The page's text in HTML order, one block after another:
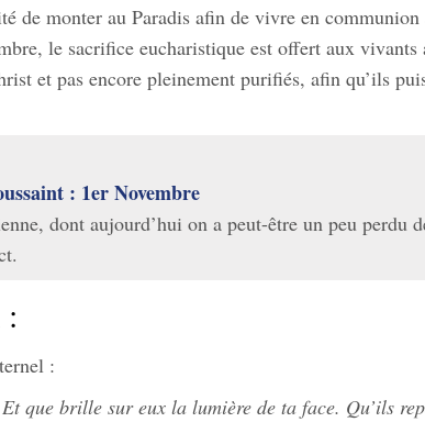
de monter au Paradis afin de vivre en communion
le sacrifice eucharistique est offert aux vivants
et pas encore pleinement purifiés, afin qu’ils
: 1er Novembre
dont aujourd’hui on a peut-être un peu perdu
:
que brille sur eux la lumière de ta face. Qu’ils